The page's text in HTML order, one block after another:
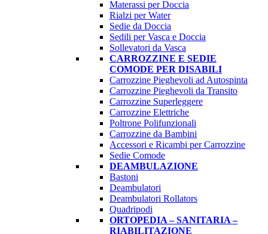
Materassi per Doccia
Rialzi per Water
Sedie da Doccia
Sedili per Vasca e Doccia
Sollevatori da Vasca
CARROZZINE E SEDIE
COMODE PER DISABILI
Carrozzine Pieghevoli ad Autospinta
Carrozzine Pieghevoli da Transito
Carrozzine Superleggere
Carrozzine Elettriche
Poltrone Polifunzionali
Carrozzine da Bambini
Accessori e Ricambi per Carrozzine
Sedie Comode
DEAMBULAZIONE
Bastoni
Deambulatori
Deambulatori Rollators
Quadripodi
ORTOPEDIA – SANITARIA –
RIABILITAZIONE